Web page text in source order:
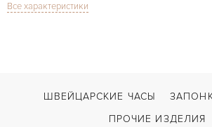
СТЕКЛО
Все характеристики
ШВЕЙЦАРСКИЕ ЧАСЫ
ПРОЧИЕ ИЗДЕЛИЯ